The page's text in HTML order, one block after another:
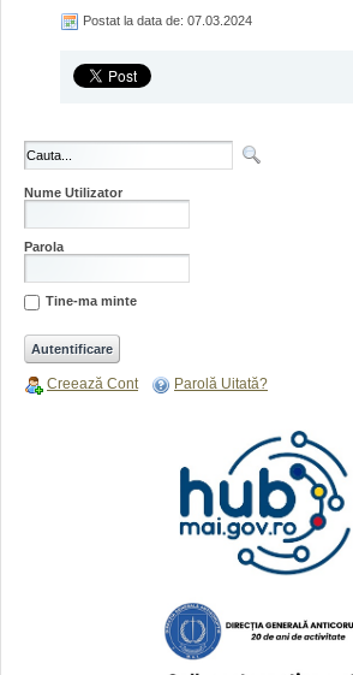
Postat la data de: 07.03.2024
Nume Utilizator
Parola
Tine-ma minte
Creează Cont Parolă Uitată?